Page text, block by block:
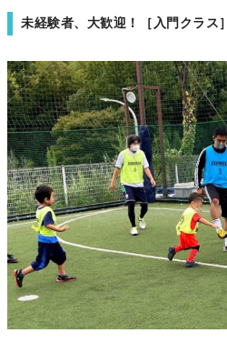
未経験者、大歓迎！［入門クラス］